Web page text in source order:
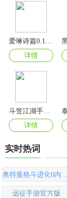
详情
斗笠江湖手游官方版
详情
实时热词
奥特曼格斗进化0内置功能菜单版
远征手游官方版